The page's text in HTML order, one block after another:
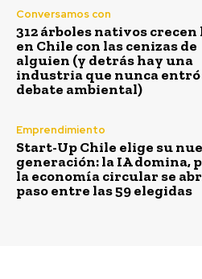
Conversamos con
312 árboles nativos crecen
en Chile con las cenizas de
alguien (y detrás hay una
industria que nunca entró
debate ambiental)
Emprendimiento
Start-Up Chile elige su
generación: la IA domina,
la economía circular se
paso entre las 59 elegidas